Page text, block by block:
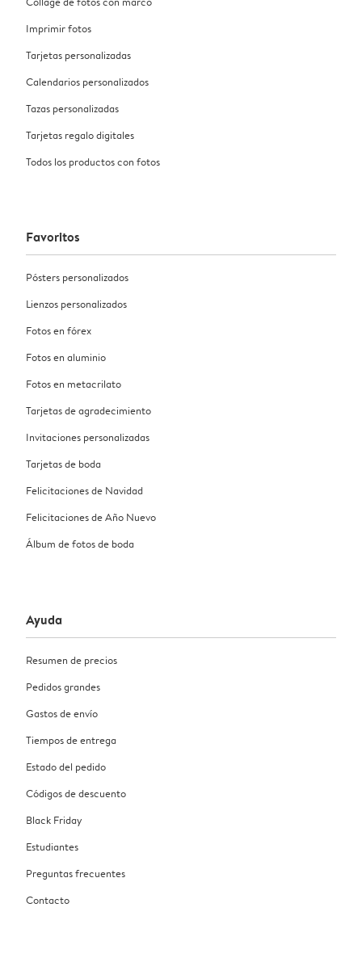
Imprimir fotos
Tarjetas personalizadas
Calendarios personalizados
Tazas personalizadas
Tarjetas regalo digitales
Todos los productos con fotos
Favoritos
Pósters personalizados
Lienzos personalizados
Fotos en fórex
Fotos en aluminio
Fotos en metacrilato
Tarjetas de agradecimiento
Invitaciones personalizadas
Tarjetas de boda
Felicitaciones de Navidad
Felicitaciones de Año Nuevo
Álbum de fotos de boda
Ayuda
Resumen de precios
Pedidos grandes
Gastos de envío
Tiempos de entrega
Estado del pedido
Códigos de descuento
Black Friday
Estudiantes
Preguntas frecuentes
Contacto